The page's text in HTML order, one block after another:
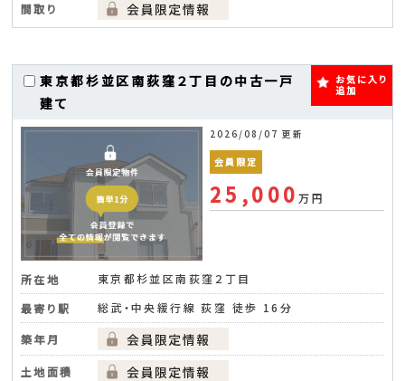
間取り
東京都杉並区南荻窪２丁目の中古一戸
建て
お気に入り
追加
2026/08/07 更新
会員限定
25,000万円
所在地
東京都杉並区南荻窪２丁目
最寄り駅
総武・中央緩行線 荻窪 徒歩 16分
築年月
土地面積